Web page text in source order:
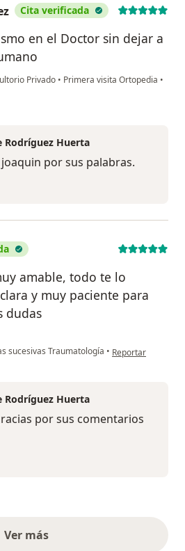
Cita verificada
en el Doctor sin dejar a
Privado • Primera visita Ortopedia •
Rodriguez
Rodríguez Huerta
por sus palabras.
amable, todo te lo
y muy paciente para
dudas
sucesivas Traumatología • en opinión del
Reportar
Rodríguez Huerta
por sus comentarios
Ver másopiniones anteriores